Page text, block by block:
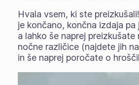
Hvala vsem, ki ste
je končano, končna izdaja
a lahko še naprej preizkušate
nočne različice (najdete jih
in še naprej poročate o